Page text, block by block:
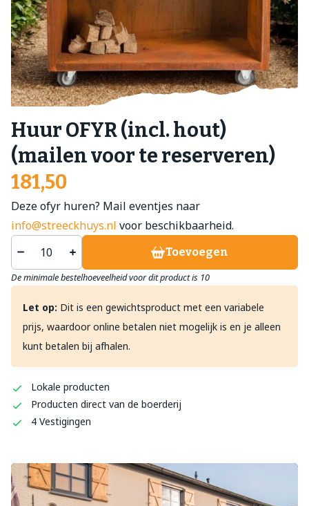
Huur OFYR (incl. hout)
(mailen voor te reserveren)
181,50
Deze ofyr huren? Mail eventjes naar
info@streeckhuys.nl voor beschikbaarheid.
Toevoegen
De minimale bestelhoeveelheid voor dit product is 10
Let op: Dit is een gewichtsproduct met een variabele
prijs, waardoor online betalen niet mogelijk is en je alleen
kunt betalen bij afhalen.
Lokale producten
Producten direct van de boerderij
4 Vestigingen